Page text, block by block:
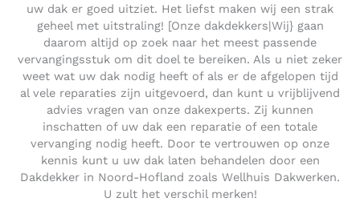
uw dak er goed uitziet. Het liefst maken wij een strak
geheel met uitstraling! [Onze dakdekkers|Wij} gaan
daarom altijd op zoek naar het meest passende
vervangingsstuk om dit doel te bereiken. Als u niet zeker
weet wat uw dak nodig heeft of als er de afgelopen tijd
al vele reparaties zijn uitgevoerd, dan kunt u vrijblijvend
advies vragen van onze dakexperts. Zij kunnen
inschatten of uw dak een reparatie of een totale
vervanging nodig heeft. Door te vertrouwen op onze
kennis kunt u uw dak laten behandelen door een
Dakdekker in Noord-Hofland zoals Wellhuis Dakwerken.
U zult het verschil merken!